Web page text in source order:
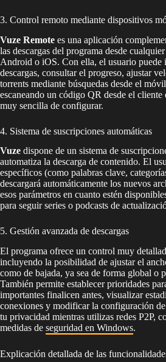
3. Control remoto mediante dispositivos
Vuze Remote es una aplicación
las descargas del programa desde
Android o iOS. Con ella, el usuario puede
descargas, consultar el progreso, ajustar
torrents mediante búsquedas desde el
escaneando un código QR desde el
muy sencilla de configurar.
4. Sistema de suscripciones automáticas
Vuze dispone de un sistema de
automatiza la descarga de contenido. El
específicos (como palabras clave,
descargará automáticamente los nuevos
esos parámetros en cuanto estén
para seguir series o podcasts de
5. Gestión avanzada de descargas
El programa ofrece un control muy
incluyendo la posibilidad de ajustar el
como de bajada, ya sea de forma global o
También permite establecer prioridades
importantes finalicen antes, visualizar
conexiones y modificar la configuración
tu privacidad mientras utilizas redes P2P,
medidas de seguridad en Windows.
Explicación detallada de las